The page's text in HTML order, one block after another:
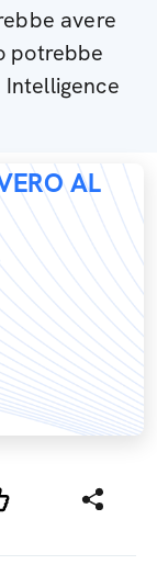
avere
potrebbe
AL